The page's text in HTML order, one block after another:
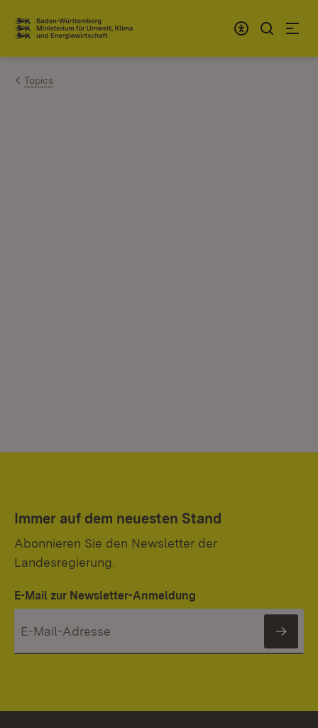
Zum Inhalt springen
Link zur Startseite
Topics
Immer auf dem neuesten Stand
Abonnieren Sie den Newsletter der
Landesregierung.
E-Mail zur Newsletter-Anmeldung